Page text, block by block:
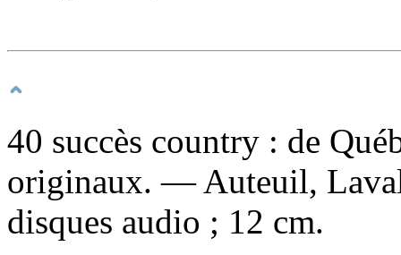
40 succès country : de
originaux. — Auteuil,
disques audio ; 12 cm.